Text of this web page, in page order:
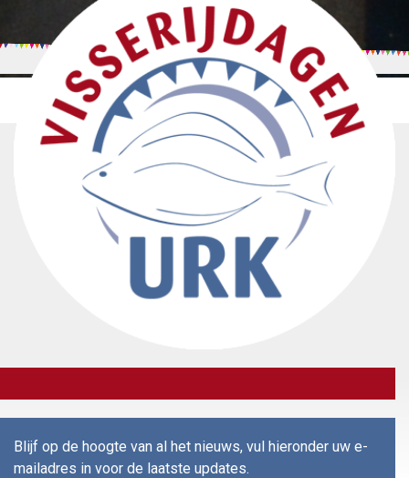
Blijf op de hoogte van al het nieuws, vul hieronder uw e-
mailadres in voor de laatste updates.